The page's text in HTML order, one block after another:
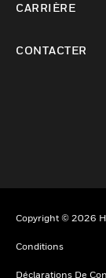
CARRIÈRE
CONTACTER
Copyright © 2026
Conditions
Déclarations De